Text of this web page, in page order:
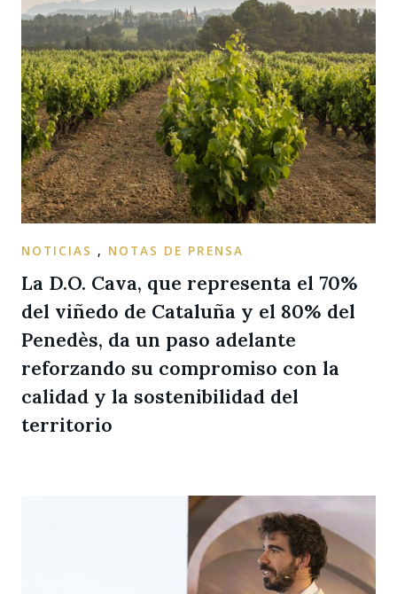
NOTICIAS , NOTAS DE PRENSA
La D.O. Cava, que representa el 70%
del viñedo de Cataluña y el 80% del
Penedès, da un paso adelante
reforzando su compromiso con la
calidad y la sostenibilidad del
territorio